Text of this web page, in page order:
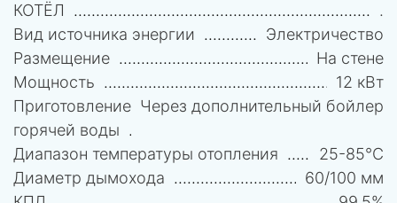
КОТЁЛ
.
Вид источника энергии
Электричество
Размещение
На стене
Мощность
12 кВт
Приготовление
горячей воды
Через дополнительный бойлер
Диапазон температуры отопления
25-85°C
Диаметр дымохода
60/100 мм